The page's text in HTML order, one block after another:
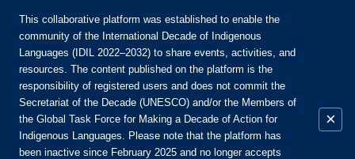
Únete a la comunidad:
ES
This collaborative platform was established to enable the
community of the International Decade of Indigenous
Languages (IDIL 2022–2032) to share events, activities, and
resources. The content published on the platform is the
responsibility of registered users and does not commit the
Secretariat of the Decade (UNESCO) and/or the Members of
the Global Task Force for Making a Decade of Action for
Indigenous Languages. Please note that the platform has
been inactive since February 2025 and no longer accepts
×